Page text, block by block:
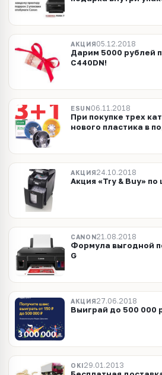
АКЦИЯ05.12.2018
Дарим 5000 рублей
C440DN!
ESUN06.11.2018
При покупке трех
нового пластика в
АКЦИЯ24.10.2018
Акция «Try & Buy»
CANON21.08.2018
Формула выгодной
G
АКЦИЯ27.06.2018
Выиграй до 500 000
OKI29.01.2013